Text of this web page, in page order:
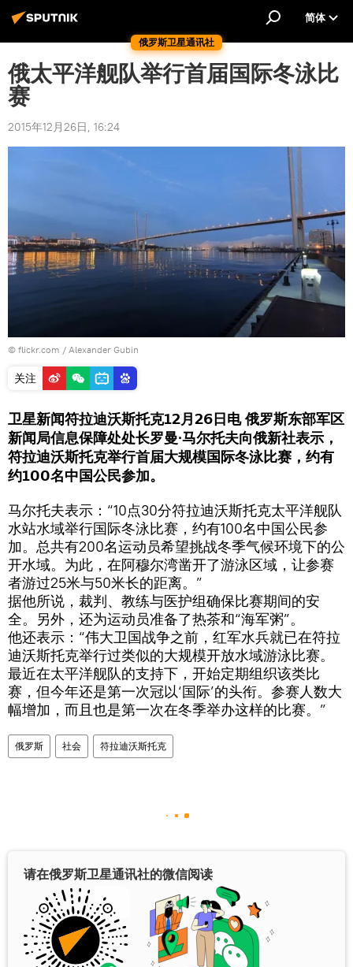
俄罗斯卫星通讯社
简体
俄太平洋舰队举行首届国际冬泳比
赛
2015年12月26日, 16:24
© flickr.com / Alexander Gubin
关注
卫星新闻符拉迪沃斯托克12月26日电 俄罗斯东部军区
新闻局信息保障处处长罗曼∙马尔托夫向俄新社表示，
符拉迪沃斯托克举行首届大规模国际冬泳比赛，约有
约100名中国公民参加。
马尔托夫表示：“10点30分符拉迪沃斯托克太平洋舰队
水站水域举行国际冬泳比赛，约有100名中国公民参
加。总共有200名运动员希望挑战冬季气候环境下的公
开水域。为此，在阿穆尔湾凿开了游泳区域，让参赛
者游过25米与50米长的距离。”
据他所说，裁判、教练与医护组确保比赛期间的安
全。另外，还为运动员准备了热茶和“海军粥”。
他还表示：“伟大卫国战争之前，红军水兵就已在符拉
迪沃斯托克举行过类似的大规模开放水域游泳比赛。
最近在太平洋舰队的支持下，开始定期组织该类比
赛，但今年还是第一次冠以‘国际’的头衔。参赛人数大
幅增加，而且也是第一次在冬季举办这样的比赛。”
俄罗斯 社会 符拉迪沃斯托克
请在俄罗斯卫星通讯社的微信阅读